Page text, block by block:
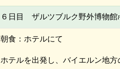
６日目 ザルツブルク野外博物館
朝食：ホテルにて
ホテルを出発し、バイエルン地